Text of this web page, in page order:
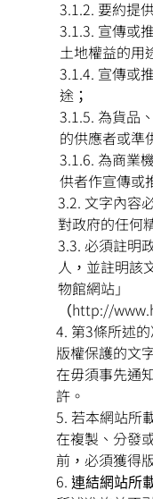
要約提
宣傳或
土地權益的用
宣傳或
途；
為貨品
的供應者或準
為商業
供者作宣傳或
文字內容
對政府的任何
必須註明
人，並註明該
物館網站」
（http://
第3條所述
版權保護的文
在毋須事先通
許。
若本網站所
在複製、分發
前，必須獲得
連結網站所